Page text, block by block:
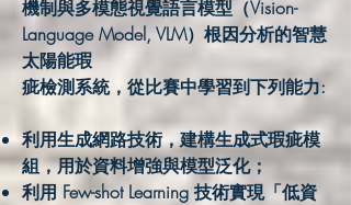
機制與多模態視覺語言模型（Vision-
Language Model, VLM）根因分析的智慧
太陽能瑕
疵檢測系統，從比賽中學習到下列能力:
利用生成網路技術，建構生成式瑕疵模
組，用於資料增強與模型泛化；
利用 Few-shot Learning 技術實現「低資